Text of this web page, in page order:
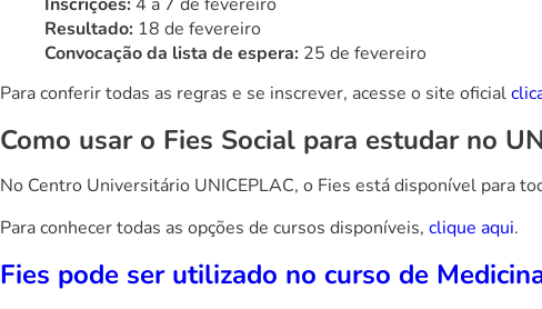
Resultado: 18 de fevereiro
Convocação da lista de espera: 25 de fevereiro
Para conferir todas as regras e se inscrever, acesse o site oficial
Como usar o Fies Social para estudar no
No Centro Universitário UNICEPLAC, o Fies está disponível para
Para conhecer todas as opções de cursos disponíveis, clique aqui.
Fies pode ser utilizado no curso de